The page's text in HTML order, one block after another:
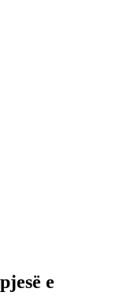
e